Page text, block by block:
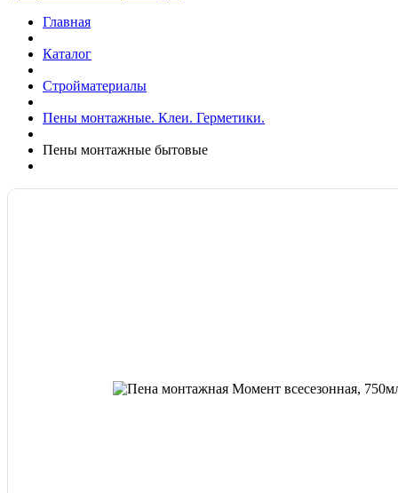
Главная
Каталог
Стройматериалы
Пены монтажные. Клеи. Герметики.
Пены монтажные бытовые